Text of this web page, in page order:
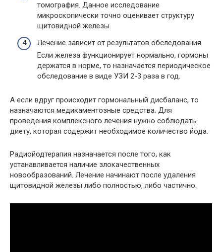
томография. Данное исследование
микроскопически точно оценивает структуру
щитовидной железы.
Лечение зависит от результатов обследования.
Если железа функционирует нормально, гормоны
держатся в норме, то назначается периодическое
обследование в виде УЗИ 2-3 раза в год.
А если вдруг происходит гормональный дисбаланс, то
назначаются медикаментозные средства. Для
проведения комплексного лечения нужно соблюдать
диету, которая содержит необходимое количество йода.
Радиойодтерапия назначается после того, как
устанавливается наличие злокачественных
новообразований. Лечение начинают после удаления
щитовидной железы либо полностью, либо частично.